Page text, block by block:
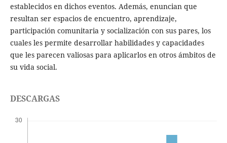
establecidos en dichos eventos. Además, enuncian que
resultan ser espacios de encuentro, aprendizaje,
participación comunitaria y socialización con sus pares, los
cuales les permite desarrollar habilidades y capacidades
que les parecen valiosas para aplicarlos en otros ámbitos de
su vida social.
DESCARGAS